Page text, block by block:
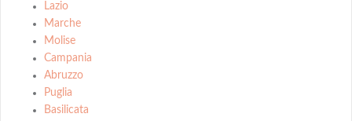
Lazio
Marche
Molise
Campania
Abruzzo
Puglia
Basilicata